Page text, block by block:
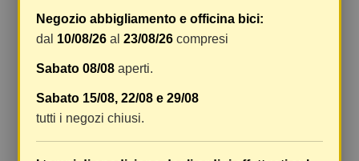
variano a seconda del peso totale della
spedizione. Vi consigliamo di raggruppare i
vostri articoli in un unico ordine. Non ci è
possibile raggruppare due ordini distinti
spedizione saranno addebitate per ognuno di
essi. Il vostro pacco sarà inviato a vostro rischio,
ma viene prestata un'attenzione particolare in
Negozio abbigliamento e officina bici:
dal 10/08/26 al23/08/26 compresi
Sabato 08/08 aperti.
Sabato 15/08, 22/08 e 29/08
tutti i negozi chiusi.